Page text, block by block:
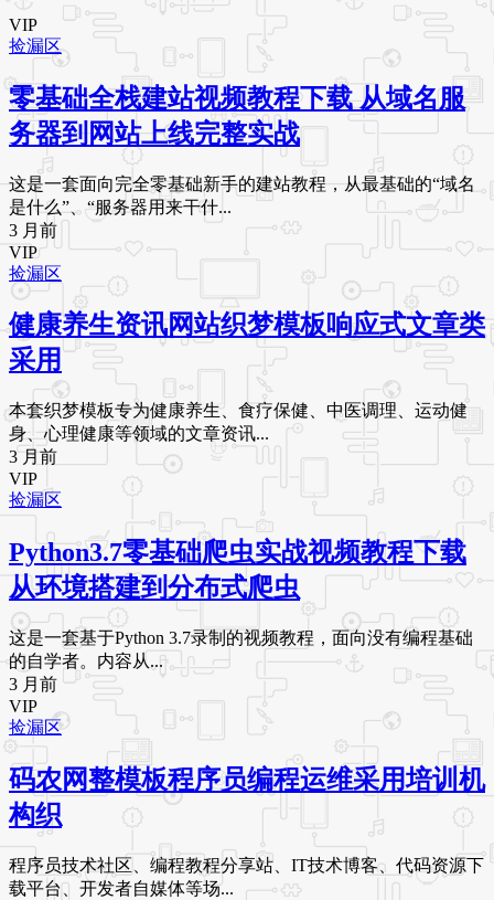
VIP
捡漏区
零基础全栈建站视频教程下载 从域名服
务器到网站上线完整实战
这是一套面向完全零基础新手的建站教程，从最基础的“域名
是什么”、“服务器用来干什...
3 月前
VIP
捡漏区
健康养生资讯网站织梦模板响应式文章类
采用
本套织梦模板专为健康养生、食疗保健、中医调理、运动健
身、心理健康等领域的文章资讯...
3 月前
VIP
捡漏区
Python3.7零基础爬虫实战视频教程下载
从环境搭建到分布式爬虫
这是一套基于Python 3.7录制的视频教程，面向没有编程基础
的自学者。内容从...
3 月前
VIP
捡漏区
码农网整模板程序员编程运维采用培训机
构织
程序员技术社区、编程教程分享站、IT技术博客、代码资源下
载平台、开发者自媒体等场...